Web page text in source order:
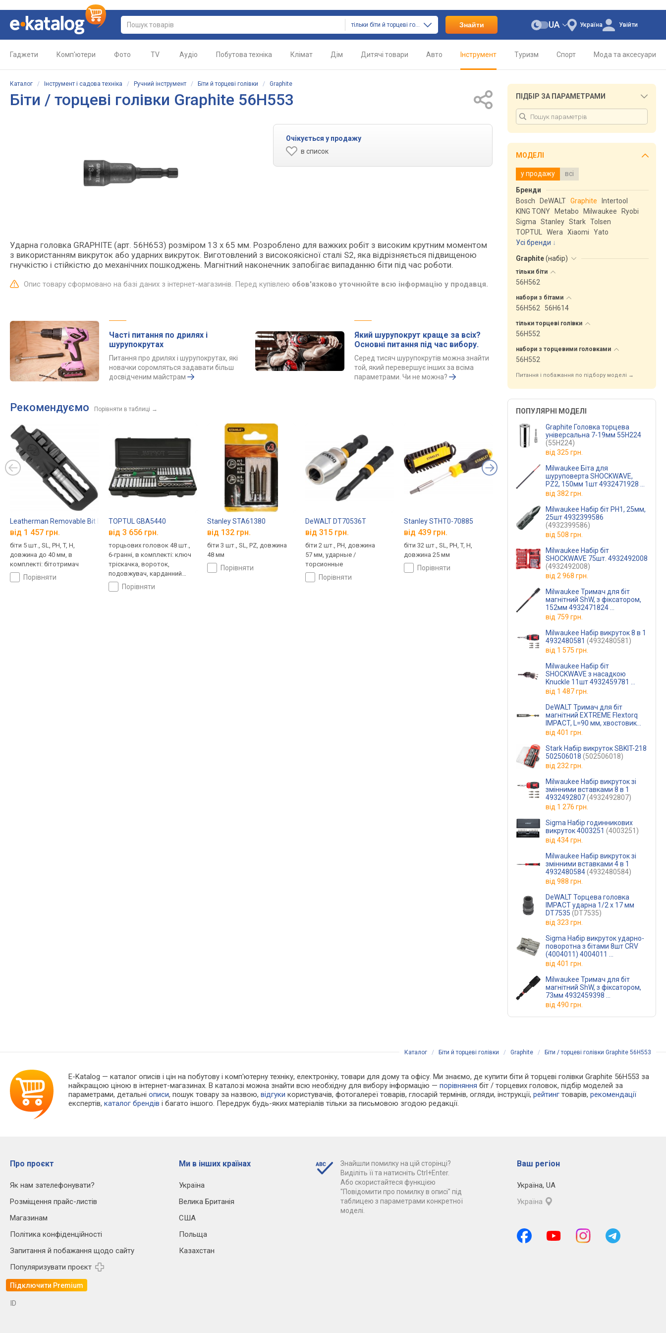
тільки біти й торцеві голівки Знайти Україна
UA Увійти
Гаджети Комп'ютери Фото TV Аудіо Побутова техніка Клімат Дім Дитячі товари Авто Інструмент Туризм Спорт Мода та аксесуари
Каталог / Інструмент і садова техніка / Ручний інструмент / Біти й торцеві голівки / Graphite
Біти / торцеві голівки Graphite 56H553
Очікується у продажу
в список
Ударна головка GRAPHITE (арт. 56H653) розміром 13 x 65 мм. Розроблено для важких робіт з високим крутним моментом
з використанням викруток або ударних викруток. Виготовлений з високоякісної сталі S2, яка відрізняється підвищеною
гнучкістю і стійкістю до механічних пошкоджень. Магнітний наконечник запобігає випаданню біти під час роботи.
Опис товару сформовано на базі даних з інтернет-магазинів. Перед купівлею обов'язково уточнюйте всю інформацію у продавця.
Часті питання по дрилях і
шурупокрутах
Питання про дрилях і шурупокрутах, які
новачки соромляться задавати більш
досвідченим майстрам
Який шурупокрут краще за всіх?
Основні питання під час вибору.
Серед тисяч шурупокрутів можна знайти
той, який перевершує інших за всіма
параметрами. Чи не можна?
Рекомендуємо Порівняти в таблиці →
Leatherman Removable Bit Driver 931012
від 1 457 грн.
біти 5 шт., SL, PH, T, H,
довжина до 40 мм, в
комплекті: бітотримач
порівняти
TOPTUL GBA5440
від 3 656 грн.
торцьових головок 48 шт.,
6-гранні, в комплекті: ключ
тріскачка, вороток,
подовжувач, карданний
шарнір, кейс
порівняти
Stanley STA61380
від 132 грн.
біти 3 шт., SL, PZ, довжина
48 мм
порівняти
DeWALT DT70536T
від 315 грн.
біти 2 шт., PH, довжина
57 мм, ударные /
торсионные
порівняти
Stanley STHT0-70885
від 439 грн.
біти 32 шт., SL, PH, T, H,
довжина 25 мм
порівняти
TOPTUL GCAD3801
від 2 734 грн.
19.5 мм, торцьових головок
18 шт., 6-гранні, Torx, в
комплекті: ключ тріскачка,
карданний шарнір, кейс
порівняти
Milwaukee
торцьових головок
6-гранні, ударные /
порівняти
ПІДБІР ЗА ПАРАМЕТРАМИ
МОДЕЛІ
у продажу всі
Бренди
Bosch
DeWALT Graphite
Intertool
KING TONY
Metabo Milwaukee
Ryobi
Sigma
Stanley Stark Tolsen
TOPTUL
Wera Xiaomi
Yato
Усі бренди
Graphite(набір)
тільки біти
56H562
набори з бітами
56H562 56H614
тільки торцеві голівки
56H552
набори з торцевими головками
56H552
Питання і побажання по підбору моделі →
ПОПУЛЯРНІ МОДЕЛІ
Graphite Головка торцева
універсальна 7-19мм 55H224
(55H224)
від 325 грн.
Milwaukee Біта для
шуруповерта SHOCKWAVE,
PZ2, 150мм 1шт 4932471928
(4932471928)
від 382 грн.
Milwaukee Набір біт PH1, 25мм,
25шт 4932399586
(4932399586)
від 508 грн.
Milwaukee Набір біт
SHOCKWAVE 75шт. 4932492008
(4932492008)
від 2 968 грн.
Milwaukee Тримач для біт
магнітний ShW, з фіксатором,
152мм 4932471824
(4932471824)
від 759 грн.
Milwaukee Набір викруток 8 в 1
4932480581 (4932480581)
від 1 575 грн.
Milwaukee Набір біт
SHOCKWAVE з насадкою
Knuckle 11шт 4932459781
(4932459781)
від 1 487 грн.
DeWALT Тримач для біт
магнітний EXTREME Flextorq
IMPACT, L=90 мм, хвостовик
від 401 грн.
Stark Набір викруток SBKIT-218
502506018 (502506018)
від 232 грн.
Milwaukee Набір викруток зі
змінними вставками 8 в 1
4932492807(4932492807)
від 1 276 грн.
Sigma Набір годинникових
викруток 4003251 (4003251)
від 434 грн.
Milwaukee Набір викруток зі
змінними вставками 4 в 1
4932480584(4932480584)
від 988 грн.
DeWALT Торцева головка
IMPACT ударна 1/2 х 17 мм
DT7535 (DT7535)
від 323 грн.
Sigma Набір викруток ударно-
поворотна з бітами 8шт CRV
(4004011) 4004011
(пластик кейс)
від 401 грн.
Milwaukee Тримач для біт
магнітний ShW, з фіксатором,
73мм 4932459398
(4932459398)
від 490 грн.
Каталог / Біти й торцеві голівки / Graphite / Біти / торцеві голівки Graphite 56H553
E-Katalog — каталог описів і цін на побутову і комп'ютерну техніку, електроніку, товари для дому та офісу. Ми знаємо, де купити біти й торцеві голівки Graphite 56H553 за
найкращою ціною в інтернет-магазинах. В каталозі можна знайти всю необхідну для вибору інформацію —порівняння біт / торцевих головок, підбір моделей за
параметрами, детальніописи, пошук товару за назвою,відгуки користувачів, фотогалереї товарів, глосарій термінів, огляди, інструкції,рейтинг товарів,рекомендації
експертів,каталог брендів і багато іншого. Передрук будь-яких матеріалів тільки за письмовою згодою редакції.
Про проєкт
Як нам зателефонувати?
Розміщення прайс-листів
Магазинам
Політика конфіденційності
Запитання й побажання щодо сайту
Популяризувати проєкт
Підключити Premium
Ми в інших країнах
Україна
Велика Британія
США
Польща
Казахстан
Знайшли помилку на цій сторінці?
Виділіть її та натисніть Ctrl+Enter.
Або скористайтеся функцією
"Повідомити про помилку в описі" під
таблицею з параметрами конкретної
моделі.
Ваш регіон
Україна, UA
Україна
ID